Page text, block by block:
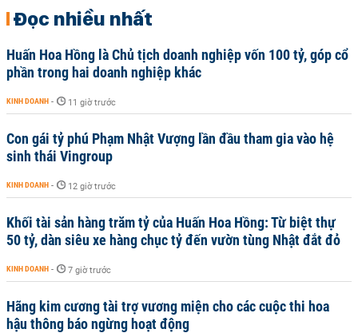
Đọc nhiều nhất
Huấn Hoa Hồng là Chủ tịch doanh nghiệp vốn 100 tỷ, góp cổ
phần trong hai doanh nghiệp khác
KINH DOANH - 11 giờ trước
Con gái tỷ phú Phạm Nhật Vượng lần đầu tham gia vào hệ
sinh thái Vingroup
KINH DOANH - 12 giờ trước
Khối tài sản hàng trăm tỷ của Huấn Hoa Hồng: Từ biệt thự
50 tỷ, dàn siêu xe hàng chục tỷ đến vườn tùng Nhật đắt đỏ
KINH DOANH - 7 giờ trước
Hãng kim cương tài trợ vương miện cho các cuộc thi hoa
hậu thông báo ngừng hoạt động